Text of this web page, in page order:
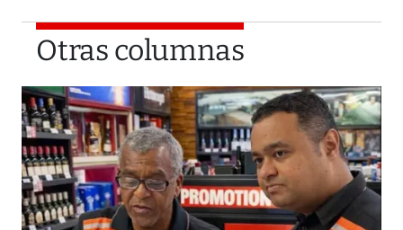
Otras columnas